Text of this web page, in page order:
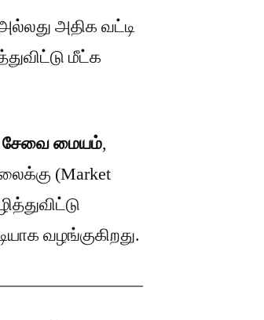
அதிக வட்டி
மீட்க
சேவை மையம்,
(Market
வழங்குகிறது.